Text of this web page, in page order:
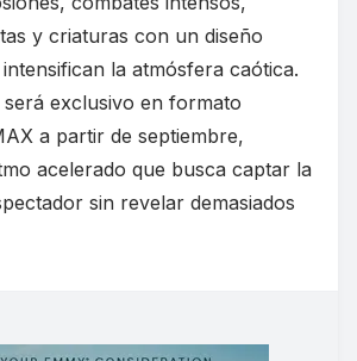
y criaturas con un diseño
la atmósfera caótica.
será exclusivo en formato
a partir de septiembre,
acelerado que busca captar la
sin revelar demasiados